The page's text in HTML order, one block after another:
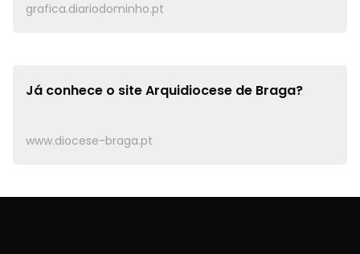
grafica.diariodominho.pt
Já conhece o siteArquidiocese de Braga?
www.diocese-braga.pt